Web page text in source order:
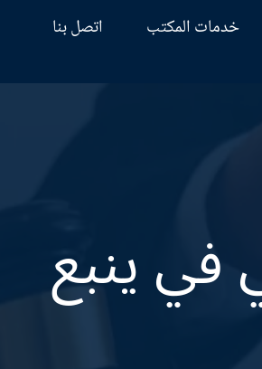
خدمات المكتب
اتصل بنا
ينبع